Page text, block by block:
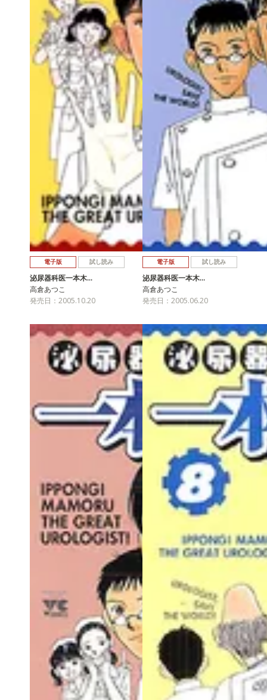
電子版 試し読み
泌尿器科医一本木…
高倉あつこ
発売日：2005.10.20
電子版 試し読み
泌尿器科医一本木…
高倉あつこ
発売日：2005.06.20